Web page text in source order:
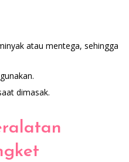
atau mentega, sehingga
dimasak.